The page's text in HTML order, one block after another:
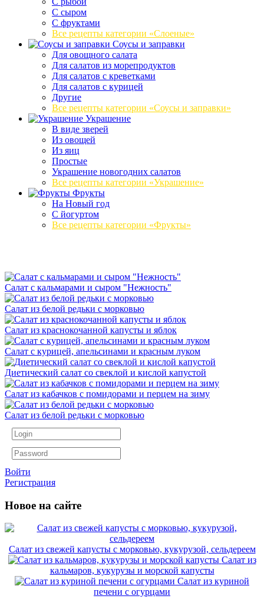
С сыром
С фруктами
Все рецепты категории «Слоеные»
Соусы и заправки
Для овощного салата
Для салатов из морепродуктов
Для салатов с креветками
Для салатов с курицей
Другие
Все рецепты категории «Соусы и заправки»
Украшение
В виде зверей
Из овощей
Из яиц
Простые
Украшение новогодних салатов
Все рецепты категории «Украшение»
Фрукты
На Новый год
С йогуртом
Все рецепты категории «Фрукты»
Салат с кальмарами и сыром "Нежность"
Салат из белой редьки с морковью
Салат из краснокочанной капусты и яблок
Салат с курицей, апельсинами и красным луком
Диетический салат со свеклой и кислой капустой
Салат из кабачков с помидорами и перцем на зиму
Салат из белой редьки с морковью
Войти
Регистрация
Новое на сайте
Салат из свежей капусты с морковью, кукурузой, сельдереем
Салат из
кальмаров, кукурузы и морской капусты
Салат из куриной
печени с огурцами